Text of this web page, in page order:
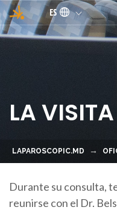
Pasar al contenido principal
ES
LA
LAPAROSCOPIC.MD
Durante su consulta,
reunirse con el Dr.